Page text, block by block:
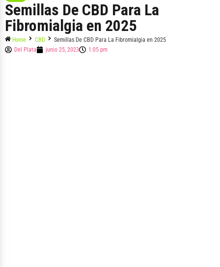
Semillas De CBD Para La
Fibromialgia en 2025
Home CBD
Semillas De CBD Para La Fibromialgia en 2025
Del Plata
junio 25, 2023 1:05 pm